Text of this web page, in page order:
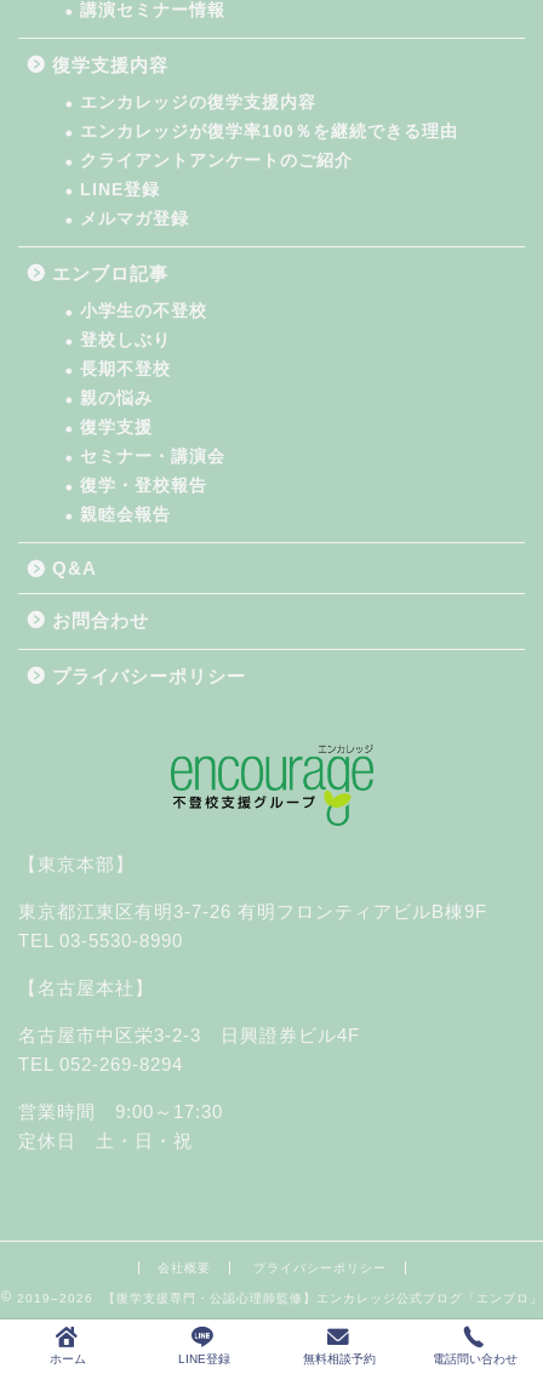
講演セミナー情報
復学支援内容
エンカレッジの復学支援内容
エンカレッジが復学率100％を継続できる理由
クライアントアンケートのご紹介
LINE登録
メルマガ登録
エンブロ記事
小学生の不登校
登校しぶり
長期不登校
親の悩み
復学支援
セミナー・講演会
復学・登校報告
親睦会報告
Q&A
お問合わせ
プライバシーポリシー
【東京本部】
東京都江東区有明3-7-26 有明フロンティアビルB棟9F
TEL 03-5530-8990
【名古屋本社】
名古屋市中区栄3-2-3 日興證券ビル4F
TEL 052-269-8294
営業時間 9:00～17:30
定休日 土・日・祝
会社概要 プライバシーポリシー
2019–2026 【復学支援専門・公認心理師監修】エンカレッジ公式ブログ「エンブロ」
ホーム LINE登録 無料相談予約 電話問い合わせ